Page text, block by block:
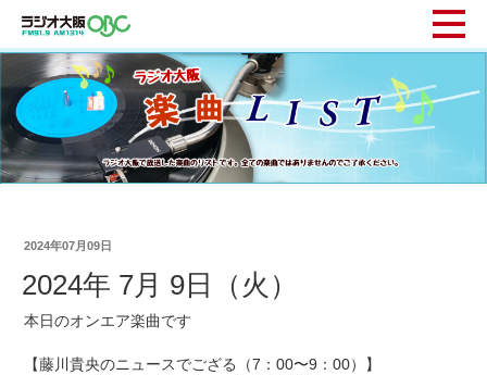
2024年07月09日
2024年 7月 9日（火）
本日のオンエア楽曲です
【藤川貴央のニュースでござる（7：00〜9：00）】